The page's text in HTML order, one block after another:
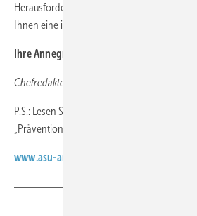
Herausforderungen unserer Zeit begegnen
Ihnen eine informative und interessante
Ihre Annegret Schoeller
Chefredakteurin
P.S.: Lesen Sie ASU ab jetzt auch als E-Paper
„Prävention & Begutachtung“. Weitere
www.asu-arbeitsmedizin.com/e-paper